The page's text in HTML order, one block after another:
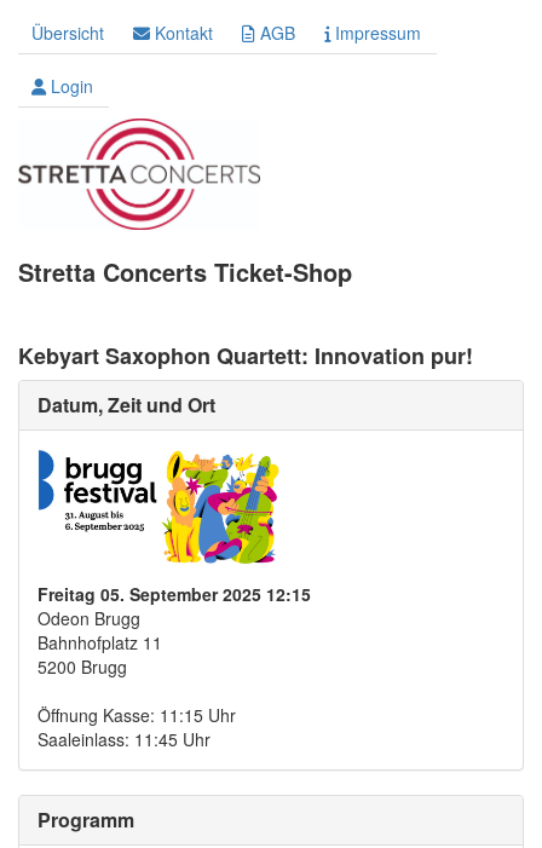
Übersicht Kontakt AGB Impressum
Login
Stretta Concerts Ticket-Shop
Kebyart Saxophon Quartett: Innovation pur!
Datum, Zeit und Ort
Freitag 05. September 2025 12:15
Odeon Brugg
Bahnhofplatz 11
5200 Brugg
Öffnung Kasse: 11:15 Uhr
Saaleinlass: 11:45 Uhr
Programm